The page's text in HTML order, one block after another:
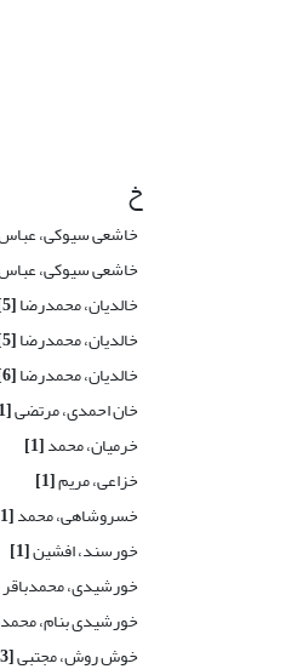
خ
خاشعی سیوکی،
خاشعی سیوکی،
خالدیان، محمدرضا[5]
خالدیان، محمدرضا[5]
خالدیان، محمدرضا[6]
خان احمدی، مرتضی[1]
خرمیان، محمد[1]
خزاعی، مریم[1]
خسروشاهی، محمد[1]
خورسند، افشین[1]
خورشیدی، محمدباقر
خورشیدی بنام،
خوش روش، مجتبی[3]